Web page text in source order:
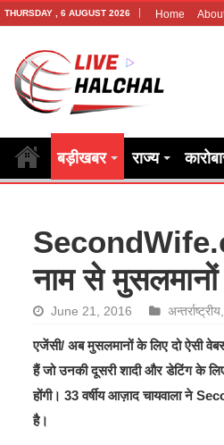
THURSDAY , 6 AUGUST 2026 Home
बड़ीखबर राज्य
नाम से
June 21, 2016 अन्तर्राष्ट्रीय,
एजेंसी/ अब मुसलमानों के लिए दो ऐसी
हैं जो उनकी दूसरी शादी और डेटिंग के
होंगी। 33 वर्षीय आज़ाद चायवाला ने
है।